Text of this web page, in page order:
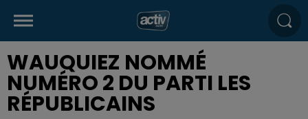
WAUQUIEZ NOMMÉ
NUMÉRO 2 DU PARTI LES
RÉPUBLICAINS